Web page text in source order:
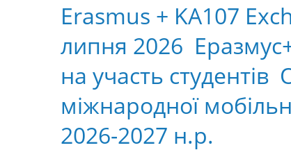
Erasmus + KA107
липня 2026
на участь
міжнародної
2026-2027 н.р.